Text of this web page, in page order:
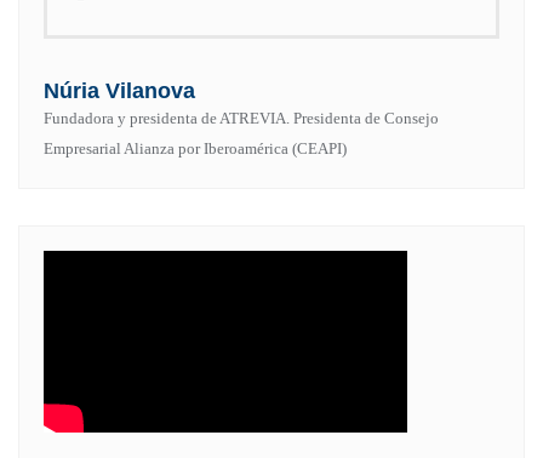
Núria Vilanova
Fundadora y presidenta de ATREVIA. Presidenta de Consejo
Empresarial Alianza por Iberoamérica (CEAPI)